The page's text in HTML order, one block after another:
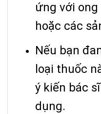
ứng với ong
hoặc các
Nếu bạn
loại thuốc
ý kiến bác
dụng.